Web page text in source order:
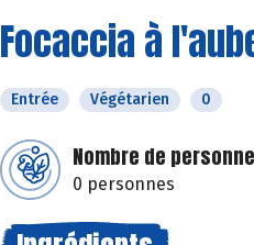
Focaccia à
Entrée Végétarien 0
Nombre de
0 personnes